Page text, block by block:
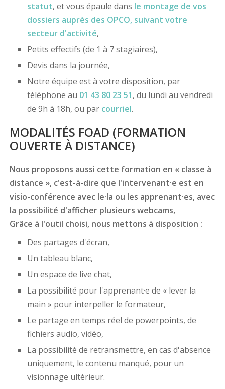
statut, et vous épaule dans le montage de vos
dossiers auprès des OPCO, suivant votre
secteur d'activité,
Petits effectifs (de 1 à 7 stagiaires),
Devis dans la journée,
Notre équipe est à votre disposition, par
téléphone au 01 43 80 23 51, du lundi au vendredi
de 9h à 18h, ou par courriel.
MODALITÉS FOAD (FORMATION
OUVERTE À DISTANCE)
Nous proposons aussi cette formation en « classe à
distance », c'est-à-dire que l'intervenant·e est en
visio-conférence avec le·la ou les apprenant·es, avec
la possibilité d'afficher plusieurs webcams,
Grâce à l'outil choisi, nous mettons à disposition :
Des partages d'écran,
Un tableau blanc,
Un espace de live chat,
La possibilité pour l'apprenant·e de « lever la
main » pour interpeller le formateur,
Le partage en temps réel de powerpoints, de
fichiers audio, vidéo,
La possibilité de retransmettre, en cas d'absence
uniquement, le contenu manqué, pour un
visionnage ultérieur.